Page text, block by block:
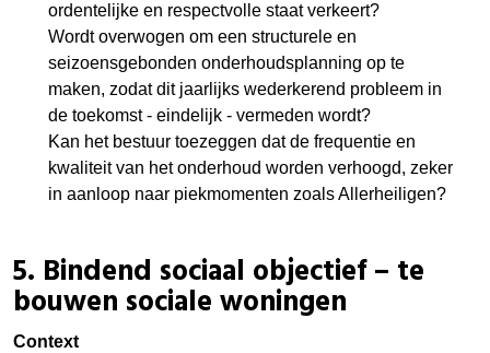
ordentelijke en respectvolle staat verkeert?
Wordt overwogen om een structurele en
seizoensgebonden onderhoudsplanning op te
maken, zodat dit jaarlijks wederkerend probleem in
de toekomst - eindelijk - vermeden wordt?
Kan het bestuur toezeggen dat de frequentie en
kwaliteit van het onderhoud worden verhoogd, zeker
in aanloop naar piekmomenten zoals Allerheiligen?
5. Bindend sociaal objectief – te
bouwen sociale woningen
Context